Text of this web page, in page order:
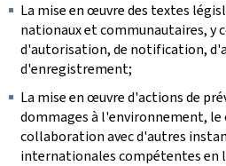
La mise en œuvre des textes
nationaux et communautaires, y
d'autorisation, de notification,
d'enregistrement;
La mise en œuvre d'actions de
dommages à l'environnement, le
collaboration avec d'autres
internationales compétentes en